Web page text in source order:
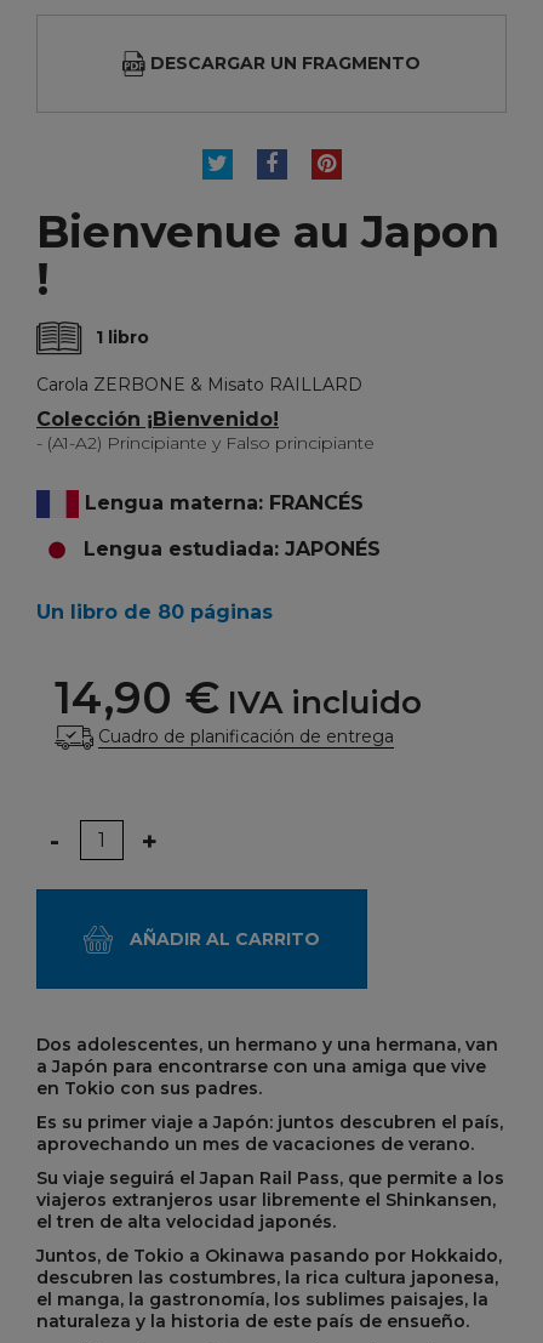
DESCARGAR UN FRAGMENTO
TUITEARCOMPARTIR
PINTEREST
Bienvenue au Japon
!
1 libro
Carola ZERBONE & Misato RAILLARD
Colección ¡Bienvenido!
- (A1-A2) Principiante y Falso principiante
Lengua materna: FRANCÉS
Lengua estudiada: JAPONÉS
Un libro de 80 páginas
14,90 € IVA incluido
Cuadro de planificación de entrega
Cantidad
- +
AÑADIR AL CARRITO
Dos adolescentes, un hermano y una hermana, van
a Japón para encontrarse con una amiga que vive
en Tokio con sus padres.
Es su primer viaje a Japón: juntos descubren el país,
aprovechando un mes de vacaciones de verano.
Su viaje seguirá el Japan Rail Pass, que permite a los
viajeros extranjeros usar libremente el Shinkansen,
el tren de alta velocidad japonés.
Juntos, de Tokio a Okinawa pasando por Hokkaido,
descubren las costumbres, la rica cultura japonesa,
el manga, la gastronomía, los sublimes paisajes, la
naturaleza y la historia de este país de ensueño.